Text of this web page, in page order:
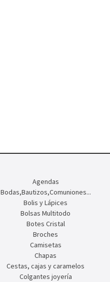
Agendas
Bodas,Bautizos,Comuniones...
Bolis y Lápices
Bolsas Multitodo
Botes Cristal
Broches
Camisetas
Chapas
Cestas, cajas y caramelos
Colgantes joyería